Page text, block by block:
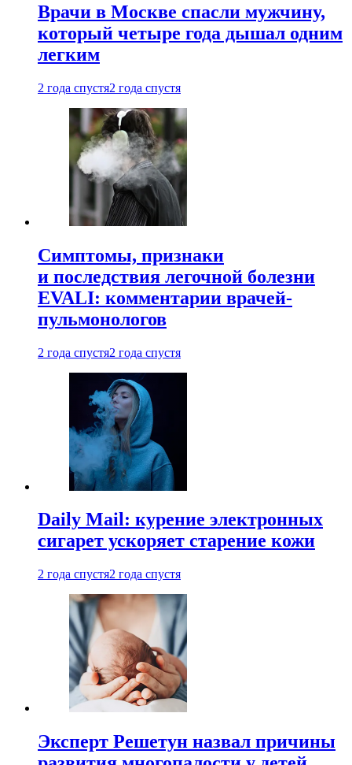
Врачи в Москве спасли мужчину,
который четыре года дышал одним
легким
2 года спустя2 года спустя
Симптомы, признаки
и последствия легочной болезни
EVALI: комментарии врачей-
пульмонологов
2 года спустя2 года спустя
Daily Mail: курение электронных
сигарет ускоряет старение кожи
2 года спустя2 года спустя
Эксперт Решетун назвал причины